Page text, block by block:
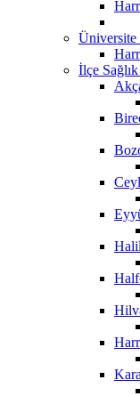
Üniversite
İlçe